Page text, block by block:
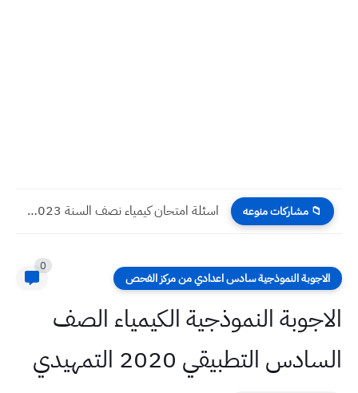
📁 مشاركات منوعه اسئلة امتحان كيمياء نصف السنة 2023 صف السادس العلمي
الاجوبة النموذجية سادس اعدادي من مركز الفحص
0
الاجوبة النموذجية الكيمياء الصف
السادس التطبيقي 2020 التمهيدي